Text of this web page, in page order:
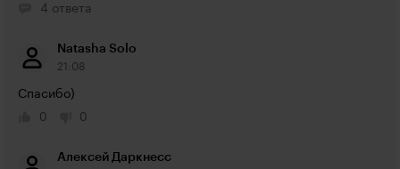
4 ответа
Natasha Solo
21:08
Спасибо)
0
0
Алексей Даркнесс